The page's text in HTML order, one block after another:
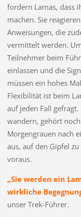
fordern Lamas, dass
machen. Sie
Anweisungen, die
vermittelt werden.
Teilnehmer beim
einlassen und die
müssen ein hohes
Flexibilität ist beim
auf jeden Fall
wandern, gehört
Morgengrauen nach
aus, auf den Gipfel
voraus.
„Sie werden ein
wirkliche
unser Trek-Führer.